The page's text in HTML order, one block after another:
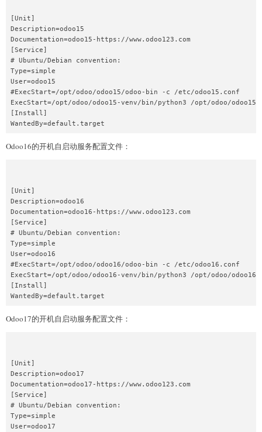
[Unit]
Description=odoo15
Documentation=odoo15-https://www.odoo123.com
[Service]
# Ubuntu/Debian convention:
Type=simple
User=odoo15
#ExecStart=/opt/odoo/odoo15/odoo-bin -c /etc/odoo15.conf
ExecStart=/opt/odoo/odoo15-venv/bin/python3 /opt/odoo/
[Install]
Odoo16的开机自启动服务配置文件：
[Unit]
Description=odoo16
Documentation=odoo16-https://www.odoo123.com
[Service]
# Ubuntu/Debian convention:
Type=simple
User=odoo16
#ExecStart=/opt/odoo/odoo16/odoo-bin -c /etc/odoo16.conf
ExecStart=/opt/odoo/odoo16-venv/bin/python3 /opt/odoo/
[Install]
Odoo17的开机自启动服务配置文件：
[Unit]
Description=odoo17
Documentation=odoo17-https://www.odoo123.com
[Service]
# Ubuntu/Debian convention:
Type=simple
User=odoo17